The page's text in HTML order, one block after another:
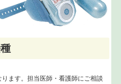
ます。担当医師・看護師にご相談